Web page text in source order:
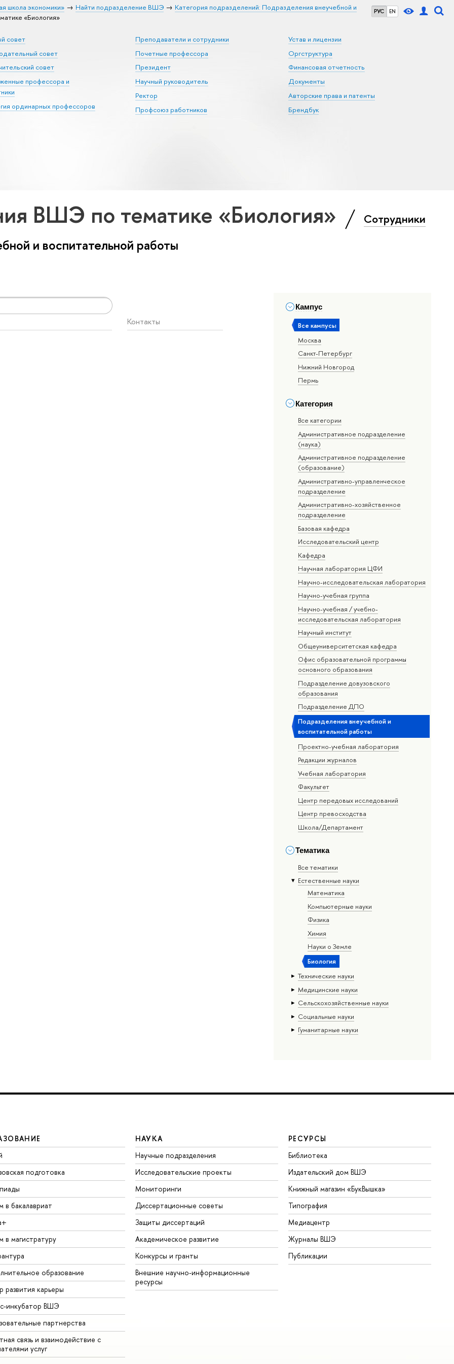
РУС EN
школа экономики» Найти подразделение ВШЭ
Категория подразделений: Подразделения внеучебной и
«Биология»
совет
совет
совет
профессора и
ординарных профессоров
Преподаватели и сотрудники
Почетные профессора
Президент
Научный руководитель
Ректор
Профсоюз работников
Устав и лицензии
Оргструктура
Финансовая отчетность
Документы
Авторские права и патенты
Брендбук
ВШЭ по тематике «Биология» Сотрудники
и воспитательной работы
Кампус
Все кампусы
Москва
Санкт-Петербург
Нижний Новгород
Пермь
Категория
Все категории
Административное подразделение
(наука)
Административное подразделение
(образование)
Административно-управленческое
подразделение
Административно-хозяйственное
подразделение
Базовая кафедра
Исследовательский центр
Кафедра
Научная лаборатория ЦФИ
Научно-исследовательская лаборатория
Научно-учебная группа
Научно-учебная / учебно-
исследовательская лаборатория
Научный институт
Общеуниверситетская кафедра
Офис образовательной программы
основного образования
Подразделение довузовского
образования
Подразделение ДПО
Подразделения внеучебной и
воспитательной работы
Проектно-учебная лаборатория
Редакции журналов
Учебная лаборатория
Факультет
Центр передовых исследований
Центр превосходства
Школа/Департамент
Тематика
Все тематики
Естественные науки
Математика
Компьютерные науки
Физика
Химия
Науки о Земле
Биология
Тех­ничес­кие науки
Медицинские науки
Сельскохозяйственные науки
Социальные науки
Гуманитарные науки
Контакты
подготовка
в бакалавриат
в магистратуру
образование
развития карьеры
инкубатор ВШЭ
партнерства
связь и взаимодействие с
услуг
НАУКА
Научные подразделения
Исследовательские проекты
Мониторинги
Диссертационные советы
Защиты диссертаций
Академическое развитие
Конкурсы и гранты
Внешние научно-информационные
ресурсы
РЕСУРСЫ
Библиотека
Издательский дом ВШЭ
Книжный магазин «БукВышка»
Типография
Медиацентр
Журналы ВШЭ
Публикации